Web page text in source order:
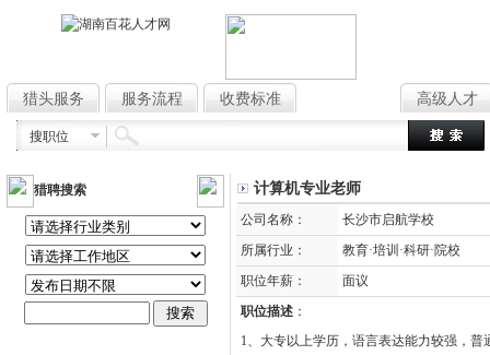
猎头服务 服务流程 收费标准 高级人才
搜职位
猎聘搜索 计算机专业老师
公司名称：
长沙市启航学校
所属行业：
教育·培训·科研·院校
职位年薪：
面议
职位描述 ：
1、大专以上学历，语言表达能力较强，